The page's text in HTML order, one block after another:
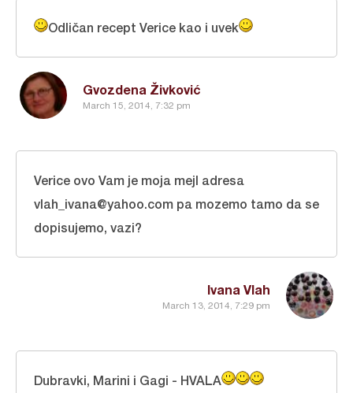
Gvozdena Živković
March 15, 2014, 7:32 pm
Odličan recept Verice kao i uvek
Ivana Vlah
March 13, 2014, 7:29 pm
Verice ovo Vam je moja mejl adresa
vlah_ivana@yahoo.com pa mozemo tamo da se
dopisujemo, vazi?
Dubravki, Marini i Gagi - HVALA